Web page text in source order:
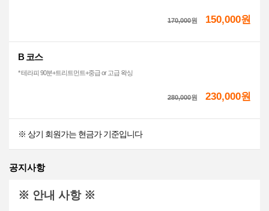
170,000원 150,000원
B 코스
* 테라피 90분+트리트먼트+중급 or 고급 왁싱
280,000원 230,000원
※ 상기 회원가는 현금가 기준입니다
공지사항
※ 안내 사항 ※